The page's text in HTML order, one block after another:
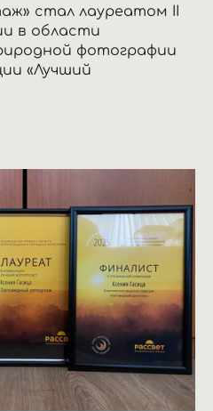
стал лауреатом II
в области
фотографии
«Лучший